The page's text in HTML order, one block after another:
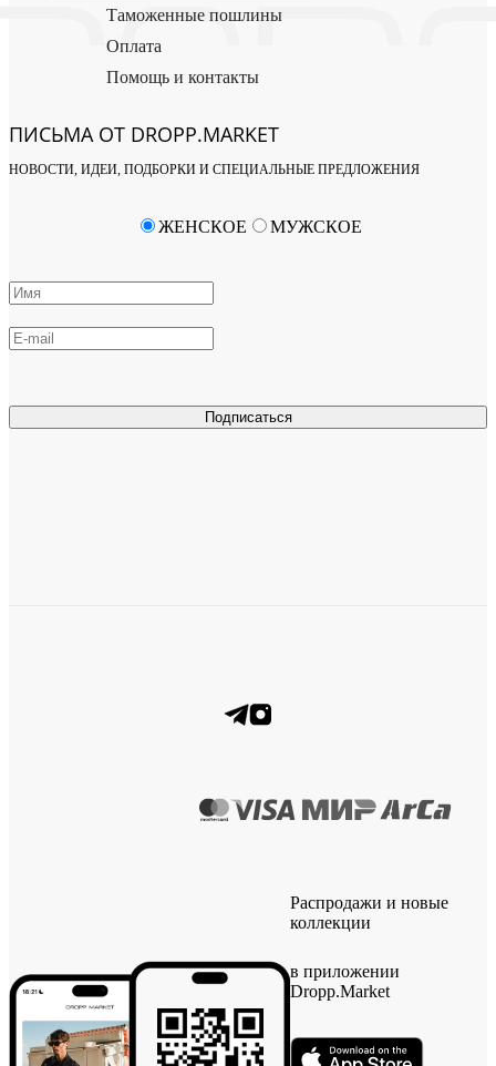
Таможенные пошлины
Оплата
Помощь и контакты
ПИСЬМА ОТ DROPP.MARKET
НОВОСТИ, ИДЕИ, ПОДБОРКИ И СПЕЦИАЛЬНЫЕ ПРЕДЛОЖЕНИЯ
Подписаться
ЖЕНСКОЕ МУЖСКОЕ
Распродажи и новые
коллекции
в приложении
Dropp.Market